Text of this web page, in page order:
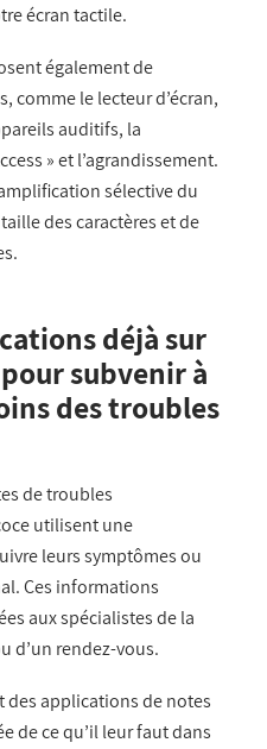
écran tactile.
également de
comme le lecteur d’écran,
auditifs, la
» et l’agrandissement.
sélective du
des caractères et de
déjà sur
subvenir à
des troubles
de troubles
utilisent une
leurs symptômes ou
Ces informations
aux spécialistes de la
d’un rendez-vous.
des applications de notes
de ce qu’il leur faut dans